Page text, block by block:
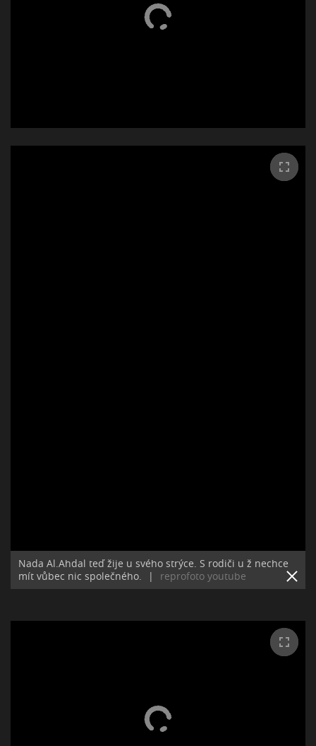
Nada Al.Ahdal teď žije u svého strýce. S rodiči u ž nechce
mít vůbec nic společného.
| reprofoto youtube